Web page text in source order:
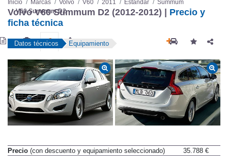
Inicio Marcas Volvo V60 2011 Estándar
Summum
V60 Summum D2
Volvo V60 Summum D2 (2012-2012) | Precio y
ficha técnica
Datos técnicos Equipamiento
Precio (con descuento y equipamiento seleccionado)
35.788 €